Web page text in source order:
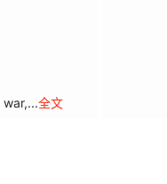
全文